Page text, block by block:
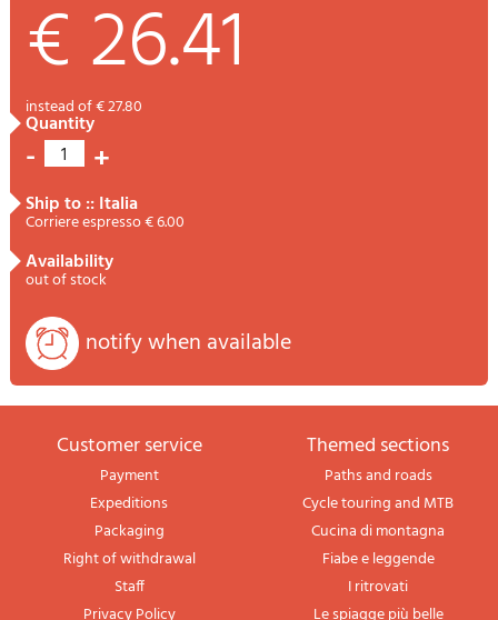
€ 26.41
instead of € 27.80
quantity
- 1 +
ship to :: Italia
Corriere espresso € 6.00
availability
out of stock
notify when available
Customer service
Payment
Expeditions
Packaging
Right of withdrawal
Staff
Privacy Policy
themed sections
Paths and roads
Cycle touring and MTB
Cucina di montagna
Fiabe e leggende
I ritrovati
Le spiagge più belle